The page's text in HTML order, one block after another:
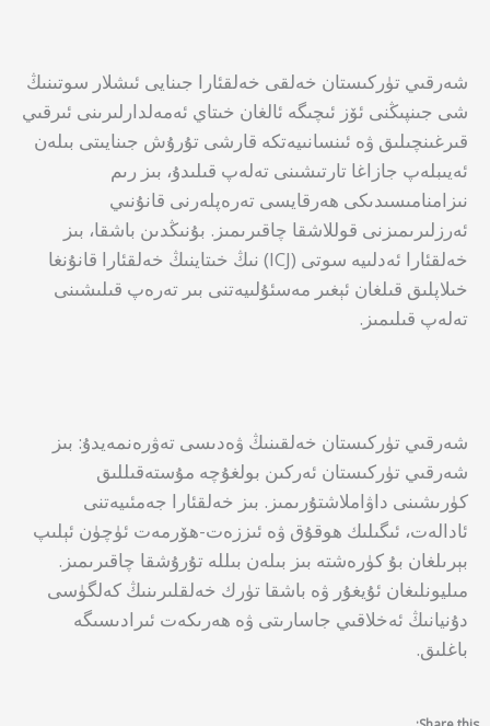
شەرقىي تۈركىستان خەلقى خەلقئارا جىنايى ئىشلار سوتىنىڭ
شى جىنپىڭنى ئۆز ئىچىگە ئالغان خىتاي ئەمەلدارلىرىنى ئىرقىي
قىرغىنچىلىق ۋە ئىنسانىيەتكە قارشى تۇرۇش جىنايىتى بىلەن
ئەيىبلەپ جازاغا تارتىشىنى تەلەپ قىلىدۇ، بىز رىم
نىزامنامىسىدىكى ھەرقايسى تەرەپلەرنى قانۇنىي
ئەرزلىرىمىزنى قوللاشقا چاقىرىمىز. بۇنىڭدىن باشقا، بىز
خەلقئارا ئەدلىيە سوتى (ICJ) نىڭ خىتاينىڭ خەلقئارا قانۇنغا
خىلاپلىق قىلغان ئېغىر مەسئۇلىيەتنى بىر تەرەپ قىلىشىنى
تەلەپ قىلىمىز.
شەرقىي تۈركىستان خەلقىنىڭ ۋەدىسى تەۋرەنمەيدۇ: بىز
شەرقىي تۈركىستان ئەركىن بولغۇچە مۇستەقىللىق
كۈرىشىنى داۋاملاشتۇرىمىز. بىز خەلقئارا جەمئىيەتنى
ئادالەت، ئىگىلىك ھوقۇق ۋە ئىززەت-ھۆرمەت ئۈچۈن ئېلىپ
بېرىلغان بۇ كۈرەشتە بىز بىلەن بىللە تۇرۇشقا چاقىرىمىز.
مىليونلىغان ئۇيغۇر ۋە باشقا تۈرك خەلقلىرىنىڭ كەلگۈسى
دۇنيانىڭ ئەخلاقىي جاسارىتى ۋە ھەرىكەت ئىرادىسىگە
باغلىق.